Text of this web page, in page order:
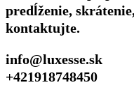
predĺženie,
kontaktujte.
info@luxesse.sk
+421918748450